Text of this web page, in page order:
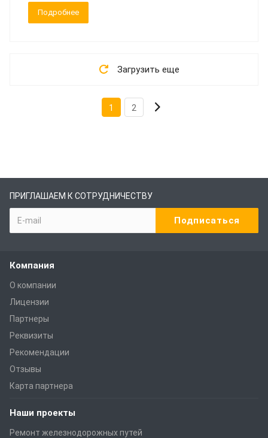
Подробнее
Загрузить еще
1 2
ПРИГЛАШАЕМ К СОТРУДНИЧЕСТВУ
Компания
О компании
Лицензии
Партнеры
Реквизиты
Рекомендации
Отзывы
Карта партнера
Наши проекты
Ремонт железнодорожных путей